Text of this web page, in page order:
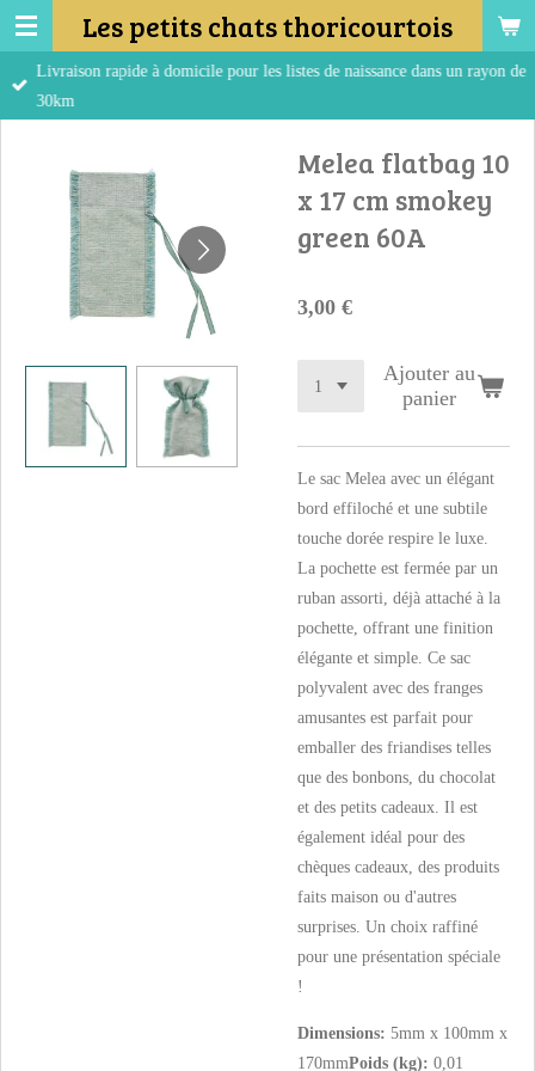
Passer
au
contenu
Les petits chats thoricourtois
Livraison rapide à domicile pour les listes de naissance dans un rayon de
30km
Melea flatbag 10
x 17 cm smokey
green 60A
3,00 €
Ajouter au
panier
Le sac Melea avec un élégant
bord effiloché et une subtile
touche dorée respire le luxe.
La pochette est fermée par un
ruban assorti, déjà attaché à la
pochette, offrant une finition
élégante et simple. Ce sac
polyvalent avec des franges
amusantes est parfait pour
emballer des friandises telles
que des bonbons, du chocolat
et des petits cadeaux. Il est
également idéal pour des
chèques cadeaux, des produits
faits maison ou d'autres
surprises. Un choix raffiné
pour une présentation spéciale
!
Dimensions: 5mm x 100mm x
170mmPoids (kg): 0,01